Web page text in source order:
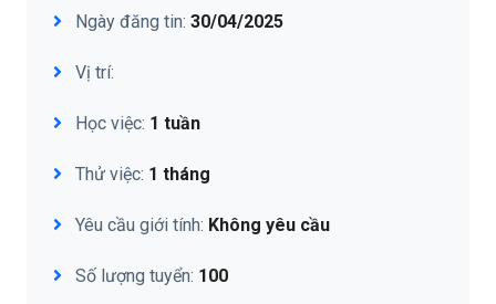
Ngày đăng tin: 30/04/2025
Vị trí:
Học việc: 1 tuần
Thử việc: 1 tháng
Yêu cầu giới tính: Không yêu cầu
Số lượng tuyển: 100